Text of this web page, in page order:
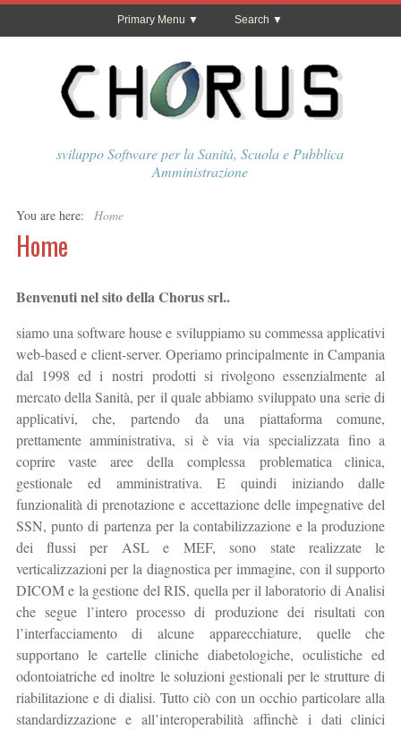
Primary Menu Search
sviluppo Software per la Sanità, Scuola e Pubblica
Amministrazione
You are here: Home
Home
Benvenuti nel sito della Chorus srl..
siamo una software house e sviluppiamo su commessa applicativi
web-based e client-server. Operiamo principalmente in Campania
dal 1998 ed i nostri prodotti si rivolgono essenzialmente al
mercato della Sanità, per il quale abbiamo sviluppato una serie di
applicativi, che, partendo da una piattaforma comune,
prettamente amministrativa, si è via via specializzata fino a
coprire vaste aree della complessa problematica clinica,
gestionale ed amministrativa. E quindi iniziando dalle
funzionalità di prenotazione e accettazione delle impegnative del
SSN, punto di partenza per la contabilizzazione e la produzione
dei flussi per ASL e MEF, sono state realizzate le
verticalizzazioni per la diagnostica per immagine, con il supporto
DICOM e la gestione del RIS, quella per il laboratorio di Analisi
che segue l’intero processo di produzione dei risultati con
l’interfacciamento di alcune apparecchiature, quelle che
supportano le cartelle cliniche diabetologiche, oculistiche ed
odontoiatriche ed inoltre le soluzioni gestionali per le strutture di
riabilitazione e di dialisi. Tutto ciò con un occhio particolare alla
standardizzazione e all’interoperabilità affinchè i dati clinici